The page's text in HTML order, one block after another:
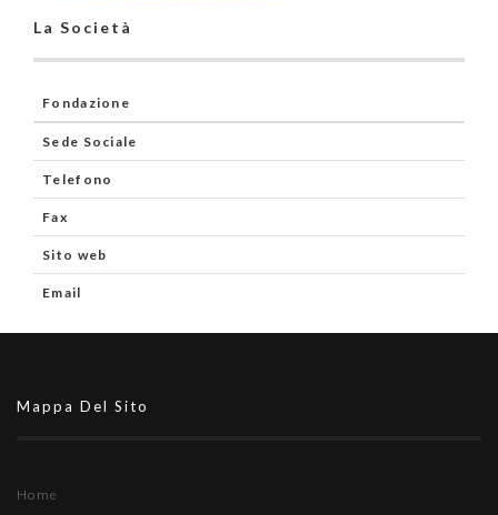
La Società
Fondazione
Sede Sociale
Telefono
Fax
Sito web
Email
Mappa Del Sito
Home